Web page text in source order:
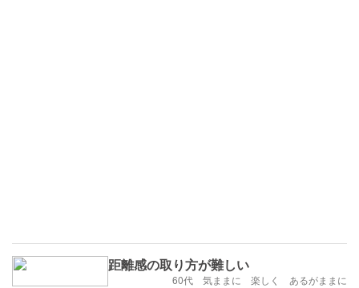
距離感の取り方が難しい
60代 気ままに 楽しく あるがままに